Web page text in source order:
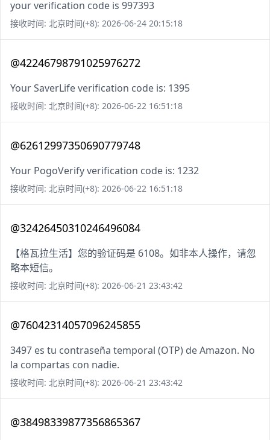
your verification code is 997393
接收时间: 北京时间(+8): 2026-06-24 20:15:18
@42246798791025976272
Your SaverLife verification code is: 1395
接收时间: 北京时间(+8): 2026-06-22 16:51:18
@62612997350690779748
Your PogoVerify verification code is: 1232
接收时间: 北京时间(+8): 2026-06-22 16:51:18
@32426450310246496084
【格瓦拉生活】您的验证码是 6108。如非本人操作，请忽
略本短信。
接收时间: 北京时间(+8): 2026-06-21 23:43:42
@76042314057096245855
3497 es tu contraseña temporal (OTP) de Amazon. No
la compartas con nadie.
接收时间: 北京时间(+8): 2026-06-21 23:43:42
@38498339877356865367